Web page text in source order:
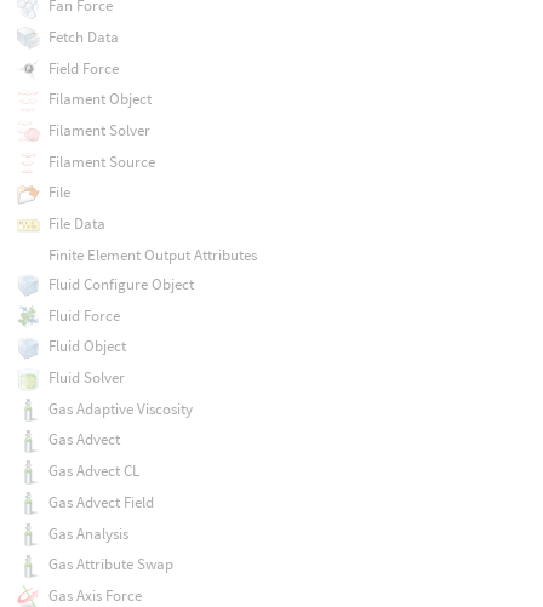
Fan Force
Fetch Data
Field Force
Filament Object
Filament Solver
Filament Source
File
File Data
Finite Element Output Attributes
Fluid Configure Object
Fluid Force
Fluid Object
Fluid Solver
Gas Adaptive Viscosity
Gas Advect
Gas Advect CL
Gas Advect Field
Gas Analysis
Gas Attribute Swap
Gas Axis Force